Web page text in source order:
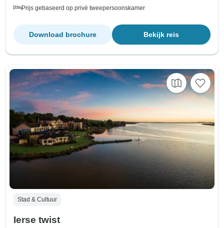
Prijs gebaseerd op privé tweepersoonskamer
Bekijk reis
Download brochure
Stad & Cultuur
Ierse twist